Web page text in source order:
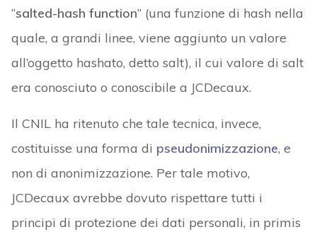
“salted-hash function” (una funzione di hash nella
quale, a grandi linee, viene aggiunto un valore
all’oggetto hashato, detto salt), il cui valore di salt
era conosciuto o conoscibile a JCDecaux.
Il CNIL ha ritenuto che tale tecnica, invece,
costituisse una forma di pseudonimizzazione, e
non di anonimizzazione. Per tale motivo,
JCDecaux avrebbe dovuto rispettare tutti i
principi di protezione dei dati personali, in primis